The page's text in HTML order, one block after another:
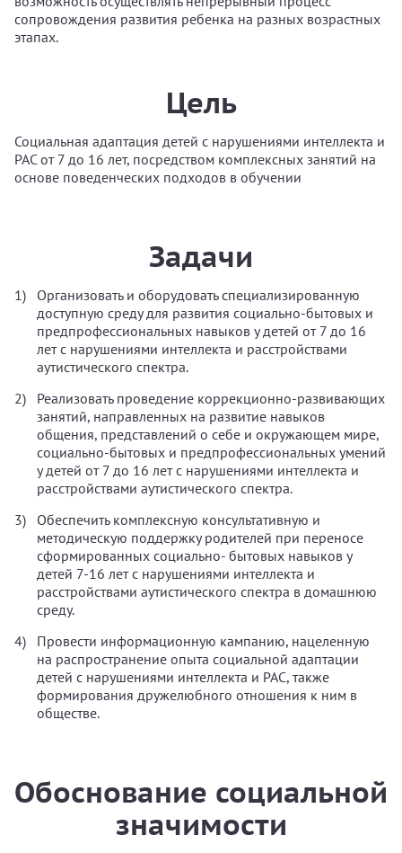
сопровождения развития ребенка на разных возрастных
этапах.
Цель
Социальная адаптация детей с нарушениями интеллекта и
РАС от 7 до 16 лет, посредством комплексных занятий на
основе поведенческих подходов в обучении
Задачи
Организовать и оборудовать специализированную
доступную среду для развития социально-бытовых и
предпрофессиональных навыков у детей от 7 до 16
лет с нарушениями интеллекта и расстройствами
аутистического спектра.
Реализовать проведение коррекционно-развивающих
занятий, направленных на развитие навыков
общения, представлений о себе и окружающем мире,
социально-бытовых и предпрофессиональных умений
у детей от 7 до 16 лет с нарушениями интеллекта и
расстройствами аутистического спектра.
Обеспечить комплексную консультативную и
методическую поддержку родителей при переносе
сформированных социально- бытовых навыков у
детей 7-16 лет с нарушениями интеллекта и
расстройствами аутистического спектра в домашнюю
среду.
Провести информационную кампанию, нацеленную
на распространение опыта социальной адаптации
детей с нарушениями интеллекта и РАС, также
формирования дружелюбного отношения к ним в
обществе.
Обоснование социальной
значимости